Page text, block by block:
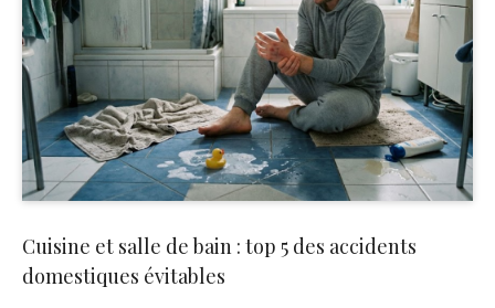
Cuisine et salle de bain : top 5 des accidents
domestiques évitables